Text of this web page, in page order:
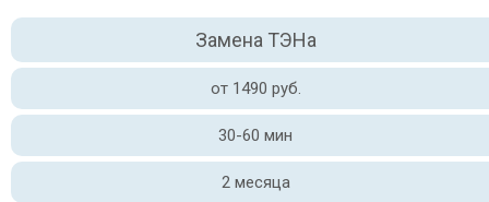
Замена ТЭНа
от 1490 руб.
30-60 мин
2 месяца